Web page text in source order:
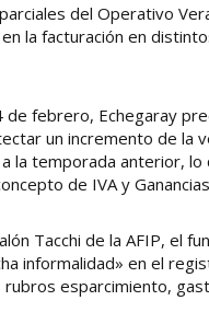
del Operativo
la facturación en
febrero, Echegaray
un incremento de la
la temporada anterior, lo
de IVA y
Tacchi de la AFIP, el
informalidad» en el
esparcimiento,